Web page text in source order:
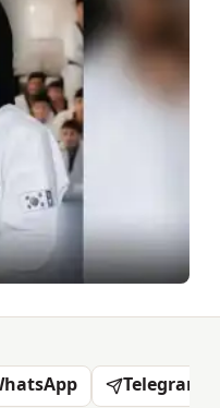
Telegram